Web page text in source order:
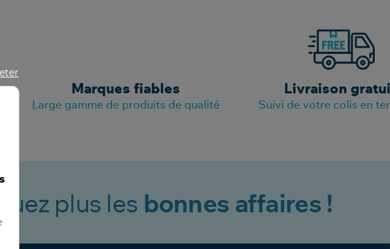
Marques fiables
Large gamme de produits de qualité
Livraison
Suivi de votre colis en
plus les bonnes affaires !